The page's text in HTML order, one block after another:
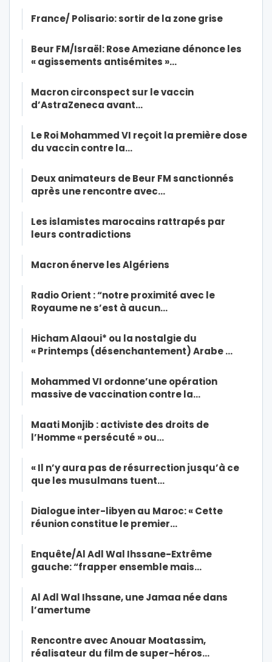
France/ Polisario: sortir de la zone grise
Beur FM/Israël: Rose Ameziane dénonce les
« agissements antisémites »…
Macron circonspect sur le vaccin
d’AstraZeneca avant…
Le Roi Mohammed VI reçoit la première dose
du vaccin contre la…
Deux animateurs de Beur FM sanctionnés
après une rencontre avec…
Les islamistes marocains rattrapés par
leurs contradictions
Macron énerve les Algériens
Radio Orient : “notre proximité avec le
Royaume ne s’est à aucun…
Hicham Alaoui* ou la nostalgie du
« Printemps (désenchantement) Arabe …
Mohammed VI ordonne’une opération
massive de vaccination contre la…
Maati Monjib : activiste des droits de
l’Homme « persécuté » ou…
« Il n’y aura pas de résurrection jusqu’à ce
que les musulmans tuent…
Dialogue inter-libyen au Maroc: « Cette
réunion constitue le premier…
Enquête/Al Adl Wal Ihssane-Extrême
gauche: “frapper ensemble mais…
Al Adl Wal Ihssane, une Jamaa née dans
l’amertume
Rencontre avec Anouar Moatassim,
réalisateur du film de super-héros…